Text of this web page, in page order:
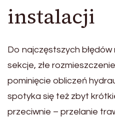
instalacji
Do najczęstszych
sekcje, złe
pominięcie obliczeń
spotyka się też zbyt
przeciwnie – przelanie